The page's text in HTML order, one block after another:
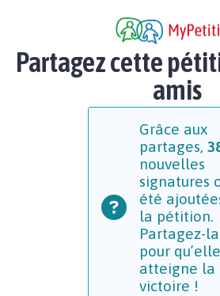
Partagez cette
amis
Grâce aux
partages,
nouvelles
signatures
été
la pétition.
Partagez-la
pour qu’elle
atteigne la
victoire !